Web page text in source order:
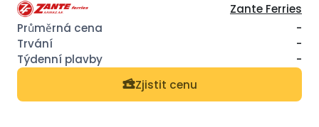
Zante Ferries
-
-
-
Zjistit cenu